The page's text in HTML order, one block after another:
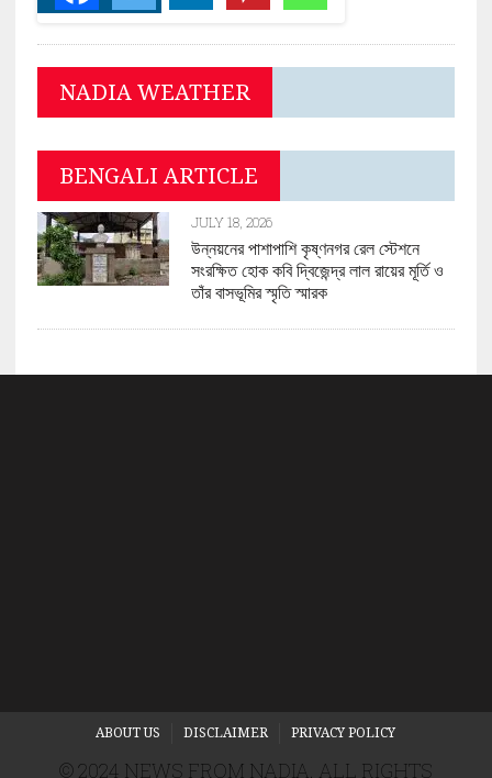
NADIA WEATHER
BENGALI ARTICLE
JULY 18, 2026
উন্নয়নের পাশাপাশি কৃষ্ণনগর রেল স্টেশনে
সংরক্ষিত হোক কবি দ্বিজেন্দ্র লাল রায়ের মূর্তি ও
তাঁর বাসভূমির স্মৃতি স্মারক
ABOUT US DISCLAIMER PRIVACY POLICY
© 2024 NEWS FROM NADIA. ALL RIGHTS